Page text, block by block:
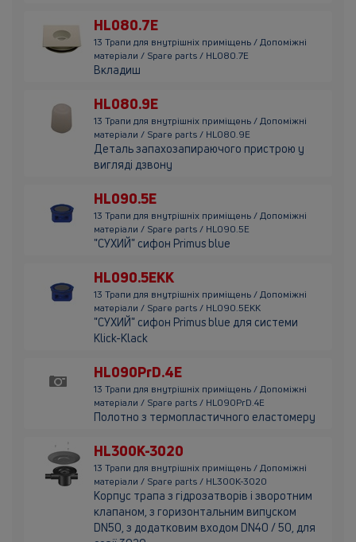
HL080.7E
13 Трапи для внутрішніх приміщень / Допоміжні
матеріали / Spare parts / HL080.7E
Вкладиш
HL080.9E
13 Трапи для внутрішніх приміщень / Допоміжні
матеріали / Spare parts / HL080.9E
Деталь запахозапираючого пристрою у
вигляді дзвону
HL090.5E
13 Трапи для внутрішніх приміщень / Допоміжні
матеріали / Spare parts / HL090.5E
"СУХИЙ" сифон Primus blue
HL090.5EKK
13 Трапи для внутрішніх приміщень / Допоміжні
матеріали / Spare parts / HL090.5EKK
"СУХИЙ" сифон Primus blue для системи
Klick-Klack
HL090PrD.4E
13 Трапи для внутрішніх приміщень / Допоміжні
матеріали / Spare parts / HL090PrD.4E
Полотно з термопластичного еластомеру
HL300K-3020
13 Трапи для внутрішніх приміщень / Допоміжні
матеріали / Spare parts / HL300K-3020
Корпус трапа з гідрозатворів і зворотним
клапаном, з горизонтальним випуском
DN50, з додатковим входом DN40 / 50, для